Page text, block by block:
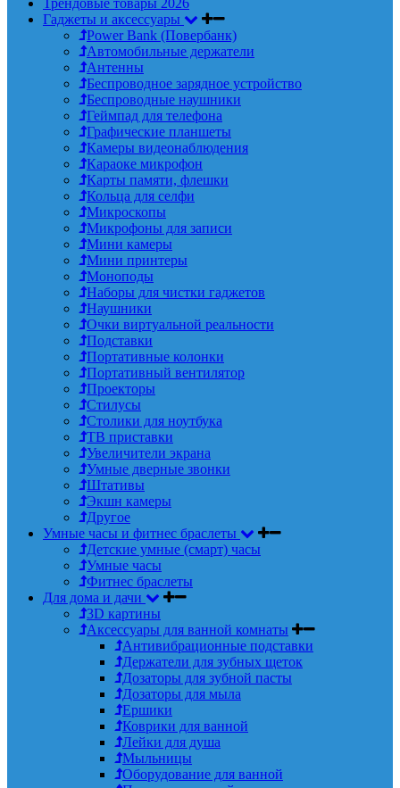
Гаджеты и аксессуары
Power Bank (Повербанк)
Автомобильные держатели
Антенны
Беспроводное зарядное устройство
Беспроводные наушники
Геймпад для телефона
Графические планшеты
Камеры видеонаблюдения
Караоке микрофон
Карты памяти, флешки
Кольца для селфи
Микроскопы
Микрофоны для записи
Мини камеры
Мини принтеры
Моноподы
Наборы для чистки гаджетов
Наушники
Очки виртуальной реальности
Подставки
Портативные колонки
Портативный вентилятор
Проекторы
Стилусы
Столики для ноутбука
ТВ приставки
Увеличители экрана
Умные дверные звонки
Штативы
Экшн камеры
Другое
Умные часы и фитнес браслеты
Детские умные (смарт) часы
Умные часы
Фитнес браслеты
Для дома и дачи
3D картины
Аксессуары для ванной комнаты
Антивибрационные подставки
Держатели для зубных щеток
Дозаторы для зубной пасты
Дозаторы для мыла
Ершики
Коврики для ванной
Лейки для душа
Мыльницы
Оборудование для ванной